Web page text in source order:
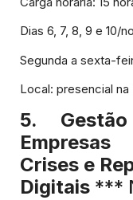
Dias 6, 7, 8, 9 e 10/
Segunda a sexta-
Local: presencial na
5.
Crises e
Digitais ***